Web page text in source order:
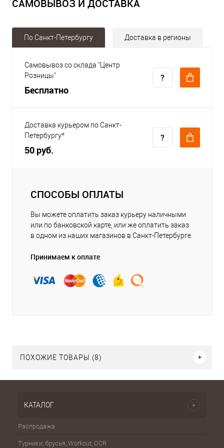
САМОВЫВОЗ И ДОСТАВКА
По Санкт-Петербургу Доставка в регионы
Самовывоз со склада "Центр
Розницы"
Бесплатно
Доставка курьером по Санкт-
Петербургу*
50 руб.
СПОСОБЫ ОПЛАТЫ
Вы можете оплатить заказ курьеру наличными
или по банковской карте, или же оплатить заказ
в одном из наших магазинов в Санкт-Петербурге.
Принимаем к оплате
ПОХОЖИЕ ТОВАРЫ (8)
КАТАЛОГ
Распродажа
Турники, брусья, Workout, OCR